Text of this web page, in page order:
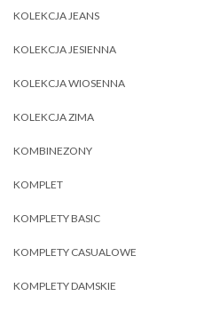
KOLEKCJA JEANS
KOLEKCJA JESIENNA
KOLEKCJA WIOSENNA
KOLEKCJA ZIMA
KOMBINEZONY
KOMPLET
KOMPLETY BASIC
KOMPLETY CASUALOWE
KOMPLETY DAMSKIE